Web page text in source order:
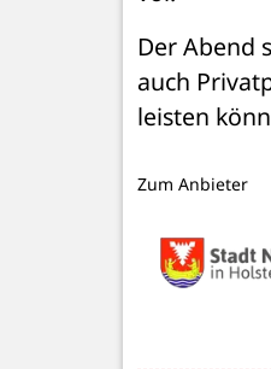
Der Abend
auch
leisten
Zum Anbieter